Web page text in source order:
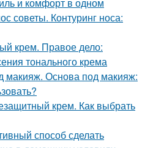
советы. Контуринг носа:
крем. Правое дело:
тонального крема
макияж. Основа под макияж:
крем. Как выбрать
способ сделать